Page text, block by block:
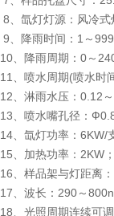
8、氙灯灯源：风冷式
9、降雨时间：1～
10、降雨周期：0～
11、喷水周期(喷水时
12、淋雨水压：0.12
13、喷水嘴孔径：
14、氙灯功率：6KW/
15、加热功率：2KW
16、样品架与灯距离
17、波长：290～
18、光照周期连续可